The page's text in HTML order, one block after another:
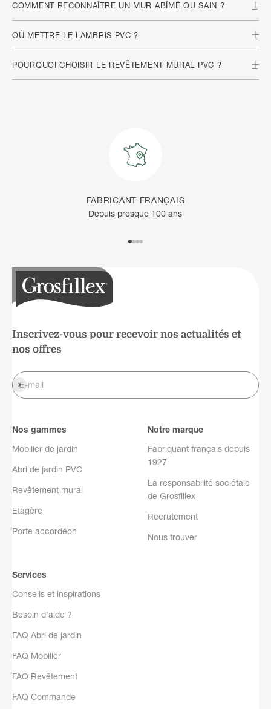
COMMENT RECONNAÎTRE UN MUR ABÎMÉ OU SAIN ?
OÙ METTRE LE LAMBRIS PVC ?
POURQUOI CHOISIR LE REVÊTEMENT MURAL PVC ?
FABRICANT FRANÇAIS
Depuis presque 100 ans
Inscrivez-vous pour recevoir nos actualités et
nos offres
E-mail
S'inscrire
Nos gammes
Mobilier de jardin
Abri de jardin PVC
Revêtement mural
Etagère
Porte accordéon
Notre marque
Fabriquant français depuis
1927
La responsabilité sociétale
de Grosfillex
Recrutement
Nous trouver
Services
Conseils et inspirations
Besoin d'aide ?
FAQ Abri de jardin
FAQ Mobilier
FAQ Revêtement
FAQ Commande